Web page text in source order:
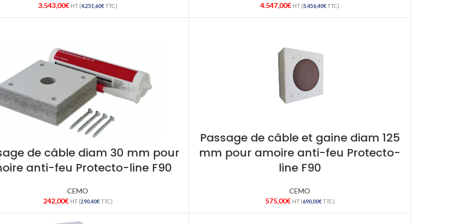
3.543,00€ HT (4.251,60€TTC) 4.547,00€ HT (5.456,40€TTC)
de câble diam 30 mm pour
anti-feu Protecto-line F90
CEMO
242,00€ HT (290,40€TTC)
Passage de câble et gaine diam 125
mm pour amoire anti-feu Protecto-
line F90
CEMO
575,00€ HT (690,00€TTC)